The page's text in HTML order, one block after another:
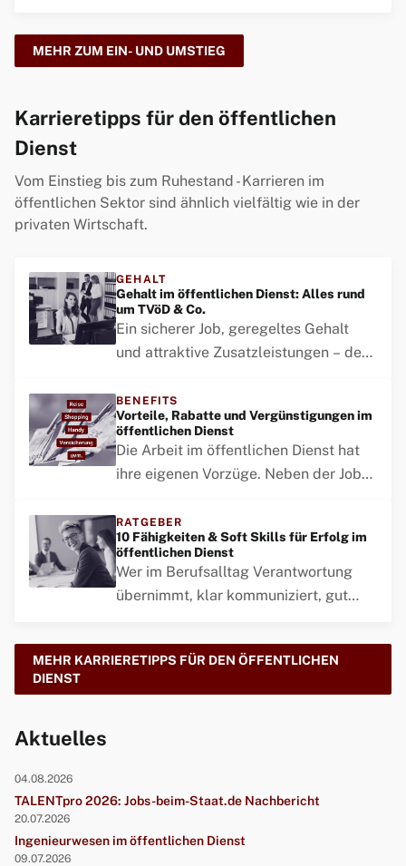
Dienst bei Bund, Ländern, Gemeinden
oder öffentlichen Betrieben?
MEHR ZUM EIN- UND UMSTIEG
Karrieretipps für den öffentlichen
Dienst
Vom Einstieg bis zum Ruhestand - Karrieren im
öffentlichen Sektor sind ähnlich vielfältig wie in der
privaten Wirtschaft.
GEHALT
Gehalt im öffentlichen Dienst: Alles rund
um TVöD & Co.
Ein sicherer Job, geregeltes Gehalt
und attraktive Zusatzleistungen – der
Stabilität und Perspektiven. Doch wie
setzen sich die Gehälter zusammen?
BENEFITS
Vorteile, Rabatte und Vergünstigungen im
öffentlichen Dienst
Die Arbeit im öffentlichen Dienst hat
ihre eigenen Vorzüge. Neben der Job-
Gesellschaft zu dienen, gibt es noch
einen anderen Aspekt, der oft
übersehen wird: Die zahlreichen
Vergünstigungen und Rabatte.
RATGEBER
10 Fähigkeiten & Soft Skills für Erfolg im
öffentlichen Dienst
Wer im Berufsalltag Verantwortung
übernimmt, klar kommuniziert, gut
bleibt, hat beste Chancen, sich als
kompetente Ansprechperson zu
MEHR KARRIERETIPPS FÜR DEN ÖFFENTLICHEN
DIENST
Aktuelles
04.08.2026
TALENTpro 2026: Jobs-beim-Staat.de Nachbericht
20.07.2026
Ingenieurwesen im öffentlichen Dienst
09.07.2026